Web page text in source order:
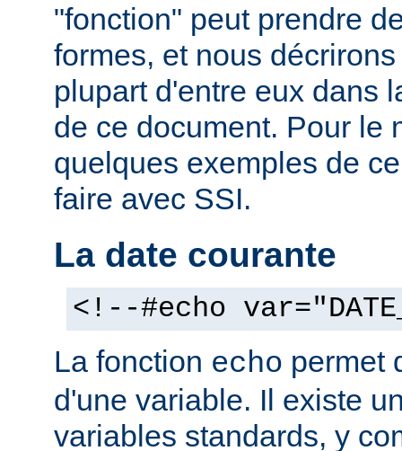
"fonction" peut prendre
formes, et nous
plupart d'entre eux dans
de ce document. Pour le
quelques exemples de
faire avec SSI.
La date courante
<!--#echo
La fonction echo permet
d'une variable. Il existe
variables standards, y